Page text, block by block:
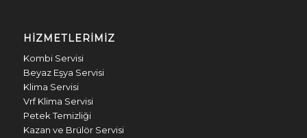
HIZMETLERIMIZ
Kombi Servisi
Beyaz Eşya Servisi
Klima Servisi
Vrf Klima Servisi
Petek Temizliği
Kazan ve Brülör Servisi